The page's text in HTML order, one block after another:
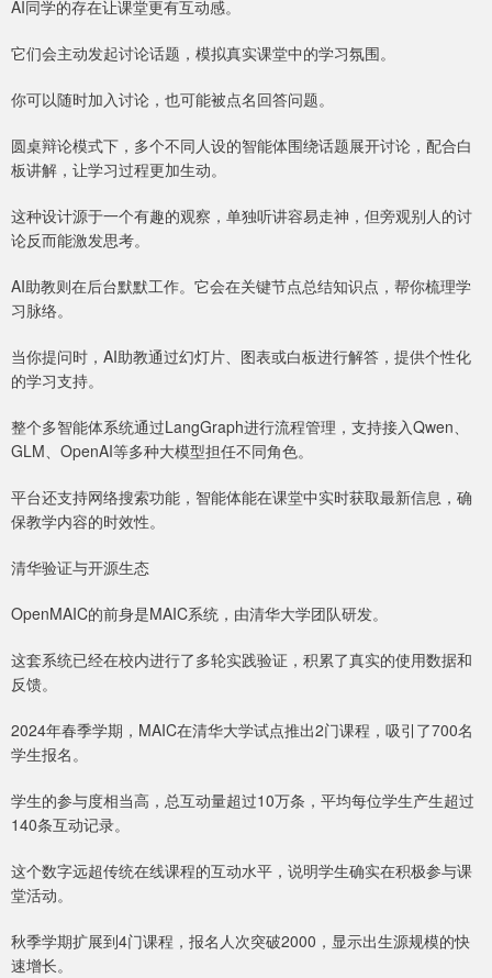
AI同学的存在让课堂更有互动感。
它们会主动发起讨论话题，模拟真实课堂中的学习氛围。
你可以随时加入讨论，也可能被点名回答问题。
圆桌辩论模式下，多个不同人设的智能体围绕话题展开讨论，配合白
板讲解，让学习过程更加生动。
这种设计源于一个有趣的观察，单独听讲容易走神，但旁观别人的讨
论反而能激发思考。
AI助教则在后台默默工作。它会在关键节点总结知识点，帮你梳理学
习脉络。
当你提问时，AI助教通过幻灯片、图表或白板进行解答，提供个性化
的学习支持。
整个多智能体系统通过LangGraph进行流程管理，支持接入Qwen、
GLM、OpenAI等多种大模型担任不同角色。
平台还支持网络搜索功能，智能体能在课堂中实时获取最新信息，确
保教学内容的时效性。
清华验证与开源生态
OpenMAIC的前身是MAIC系统，由清华大学团队研发。
这套系统已经在校内进行了多轮实践验证，积累了真实的使用数据和
反馈。
2024年春季学期，MAIC在清华大学试点推出2门课程，吸引了700名
学生报名。
学生的参与度相当高，总互动量超过10万条，平均每位学生产生超过
140条互动记录。
这个数字远超传统在线课程的互动水平，说明学生确实在积极参与课
堂活动。
秋季学期扩展到4门课程，报名人次突破2000，显示出生源规模的快
速增长。